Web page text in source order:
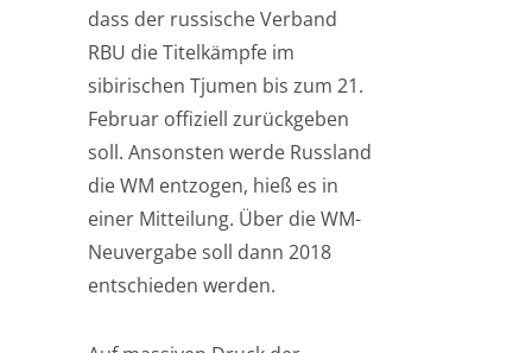
dass der russische Verband
RBU die Titelkämpfe im
sibirischen Tjumen bis zum 21.
Februar offiziell zurückgeben
soll. Ansonsten werde Russland
die WM entzogen, hieß es in
einer Mitteilung. Über die WM-
Neuvergabe soll dann 2018
entschieden werden.